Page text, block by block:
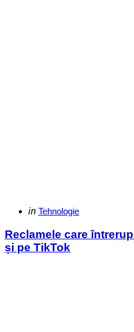
Categories
Posted
in Tehnologie
Reclamele care
și pe TikTok